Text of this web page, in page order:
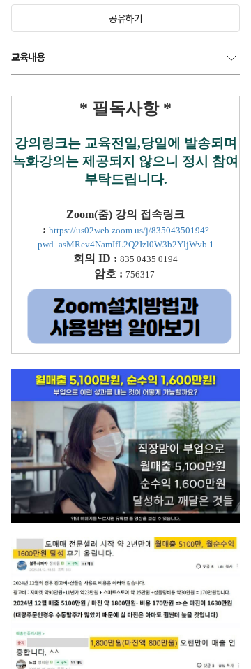
공유하기
교육내용
* 필독사항 *
강의링크는 교육전일,당일에 발송되며
녹화강의는 제공되지 않으니 정시 참여
부탁드립니다.
Zoom(줌) 강의 접속링크
: https://us02web.zoom.us/j/83504350194?
pwd=asMRev4NamIfL2Q2Izl0W3b2YljWvb.1
회의 ID : 835 0435 0194
암호 : 756317